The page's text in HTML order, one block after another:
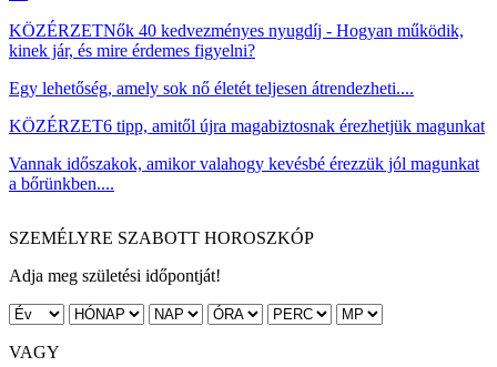
KÖZÉRZETNők 40 kedvezményes nyugdíj - Hogyan működik,
kinek jár, és mire érdemes figyelni?
Egy lehetőség, amely sok nő életét teljesen átrendezheti....
KÖZÉRZET6 tipp, amitől újra magabiztosnak érezhetjük magunkat
Vannak időszakok, amikor valahogy kevésbé érezzük jól magunkat
a bőrünkben....
SZEMÉLYRE SZABOTT HOROSZKÓP
Adja meg születési időpontját!
VAGY